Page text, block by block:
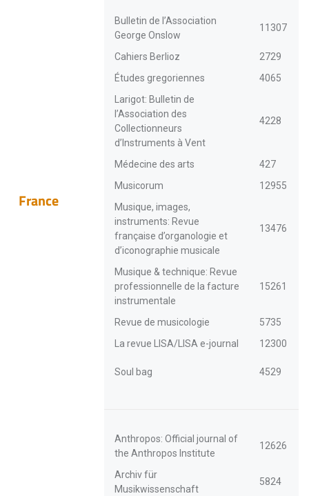
France
Bulletin de l’Association
George Onslow
11307
Cahiers Berlioz
2729
Études gregoriennes
4065
Larigot: Bulletin de
l’Association des
Collectionneurs
d’Instruments à Vent
4228
Médecine des arts
427
Musicorum
12955
Musique, images,
instruments: Revue
française d’organologie et
d’iconographie musicale
13476
Musique & technique: Revue
professionnelle de la facture
instrumentale
15261
Revue de musicologie
5735
La revue LISA/LISA e-journal
12300
Soul bag 4529
Anthropos: Official journal of
the Anthropos Institute
12626
Archiv für
Musikwissenschaft
5824